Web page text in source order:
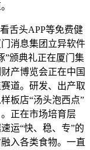
舌头APP等免费健
消息集团立异软件
”颁典礼正在厦门集
产博览会正在中国
道。研发、出产取
板店“汤头泡西点”
正在市场培育层
运“快、稳、专”的
入各类食物。一直